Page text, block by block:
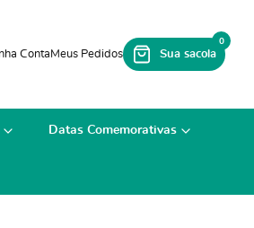
0
Datas Comemorativas